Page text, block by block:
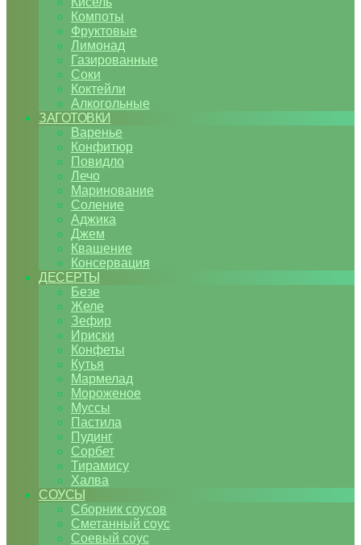
Компоты
Фруктовые
Лимонад
Газированные
Соки
Коктейли
Алкогольные
ЗАГОТОВКИ
Варенье
Конфитюр
Повидло
Лечо
Маринование
Соление
Аджика
Джем
Квашение
Консервация
ДЕСЕРТЫ
Безе
Желе
Зефир
Ириски
Конфеты
Кутья
Мармелад
Мороженое
Муссы
Пастила
Пудинг
Сорбет
Тирамису
Халва
СОУСЫ
Сборник соусов
Сметанный соус
Соевый соус